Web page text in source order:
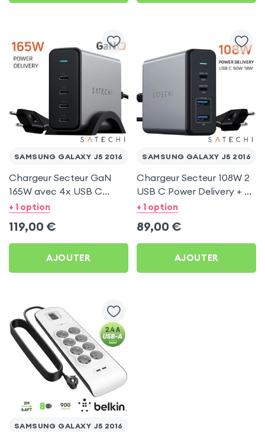
SAMSUNG GALAXY J5 2016
Chargeur Secteur GaN
165W avec 4x USB C
Power Delivery, Câble
+ 1 option
119,00 €
AJOUTER
SAMSUNG GALAXY J5 2016
Chargeur Secteur 108W 2
USB C Power Delivery + 2
USB, Câble Secteur,
+ 1 option
89,00 €
AJOUTER
SAMSUNG GALAXY J5 2016